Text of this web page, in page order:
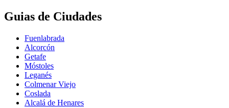
Guias de Ciudades
Fuenlabrada
Alcorcón
Getafe
Móstoles
Leganés
Colmenar Viejo
Coslada
Alcalá de Henares